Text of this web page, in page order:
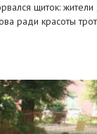
щиток: жители
ради красоты